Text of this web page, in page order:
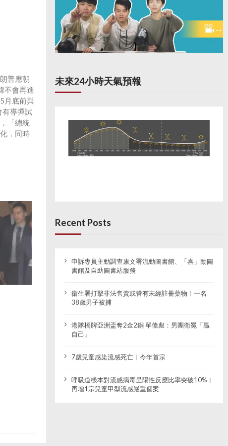
普應朝
不會再進
月底前與
有導彈試
「總統
，同時
未來24小時天氣預報
Recent Posts
申訴專員主動調查康文署流動圖書館、「喜」動圖
書館及自助圖書站服務
衞生署打擊非法售賣或管有未經註冊藥物︱一名
38歲男子被捕
港隊橋牌亞洲盃奪2金2銅 單偉彪：男團衛冕「贏
自己」
7歲兒童感染流感死亡︱今年首宗
呼吸道樣本對流感病毒呈陽性反應比率突破10%︱
再增1宗兒童甲型流感嚴重個案